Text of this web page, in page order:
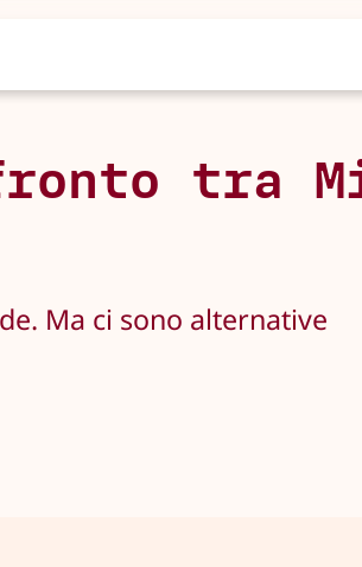
tra
Ma ci sono alternative